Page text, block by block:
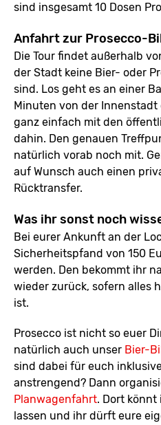
sind insgesamt 10 Dosen
Anfahrt zur Prosecco-
Die Tour findet außerhalb
der Stadt keine Bier- oder
sind. Los geht es an einer
Minuten von der
ganz einfach mit den
dahin. Den genauen
natürlich vorab noch mit.
auf Wunsch auch einen
Rücktransfer.
Was ihr sonst noch
Bei eurer Ankunft an der
Sicherheitspfand von 150
werden. Den bekommt ihr
wieder zurück, sofern alles
ist.
Prosecco ist nicht so euer
natürlich auch unser Bier-
sind dabei für euch
anstrengend? Dann
Planwagenfahrt. Dort
lassen und ihr dürft eure